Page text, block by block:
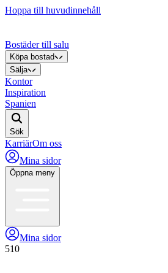
Hoppa till huvudinnehåll
Bostäder till salu
Köpa bostad
Sälja
Kontor
Inspiration
Spanien
Sök
KarriärOm oss
Mina sidor
Öppna meny
Mina sidor
510